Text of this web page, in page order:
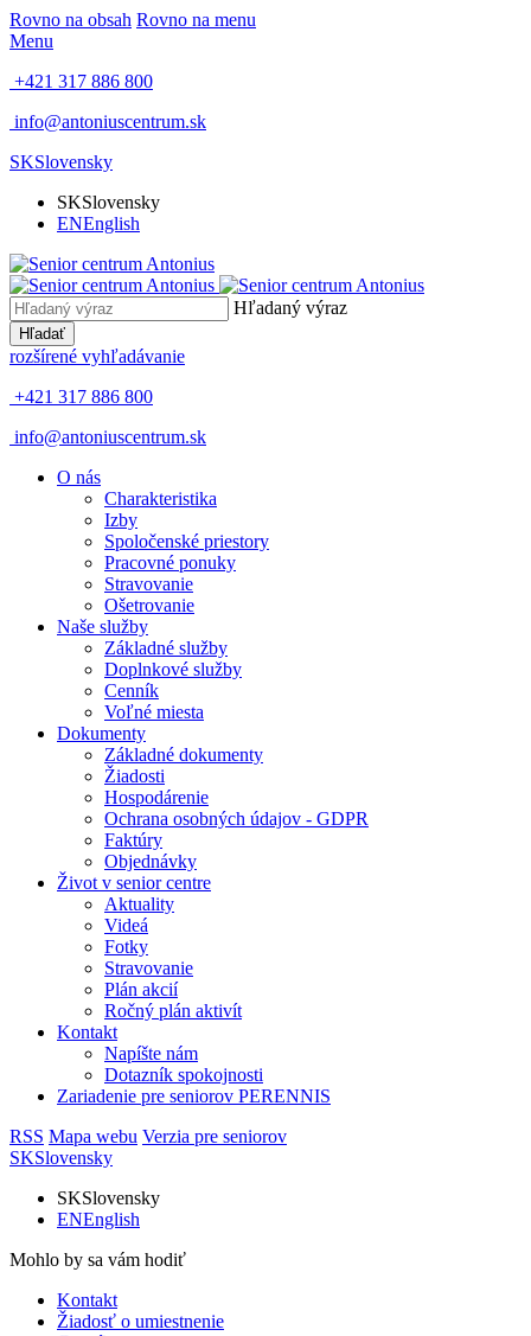
Rovno na obsah Rovno na menu
Menu
+421 317 886 800
info@antoniuscentrum.sk
SKSlovensky
SKSlovensky
ENEnglish
Hľadaný výraz
Hľadať
rozšírené vyhľadávanie
+421 317 886 800
info@antoniuscentrum.sk
O nás
Charakteristika
Izby
Spoločenské priestory
Pracovné ponuky
Stravovanie
Ošetrovanie
Naše služby
Základné služby
Doplnkové služby
Cenník
Voľné miesta
Dokumenty
Základné dokumenty
Žiadosti
Hospodárenie
Ochrana osobných údajov - GDPR
Faktúry
Objednávky
Život v senior centre
Aktuality
Videá
Fotky
Stravovanie
Plán akcií
Ročný plán aktivít
Kontakt
Napíšte nám
Dotazník spokojnosti
Zariadenie pre seniorov PERENNIS
RSS Mapa webu Verzia pre seniorov
SKSlovensky
SKSlovensky
ENEnglish
Mohlo by sa vám hodiť
Kontakt
Žiadosť o umiestnenie